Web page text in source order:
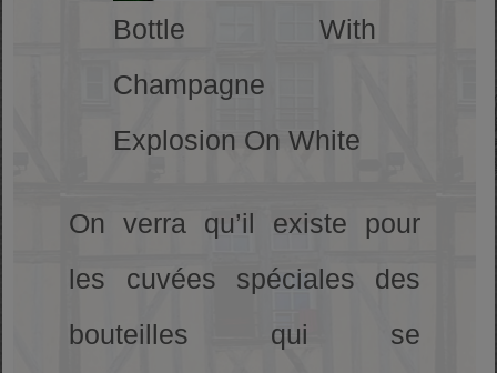
Bottle With
Champagne
Explosion On White
On verra qu’il existe pour
les cuvées spéciales des
bouteilles qui se